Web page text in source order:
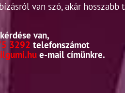
van szó, akár hosszabb
van,
3292 telefonszámot
e-mail címünkre.